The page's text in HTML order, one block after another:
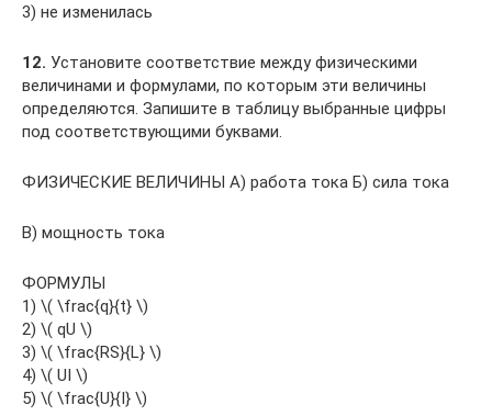
3) не изменилась
12. Установите соответствие между физическими
величинами и формулами, по которым эти величины
определяются. Запишите в таблицу выбранные цифры
под соответствующими буквами.
ФИЗИЧЕСКИЕ ВЕЛИЧИНЫ A) работа тока Б) сила тока
B) мощность тока
ФОРМУЛЫ
1) ​\( \frac{q}{t} \)​
2) ​\( qU \)​
3) \( \frac{RS}{L} \)​
4) ​\( UI \)​
5) \( \frac{U}{I} \)​